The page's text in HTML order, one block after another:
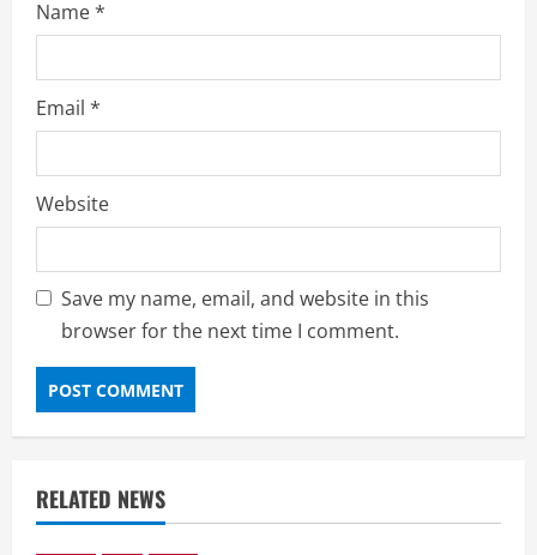
Name*
Email *
Website
Save my name, email, and website in this
browser for the next time I comment.
RELATED NEWS